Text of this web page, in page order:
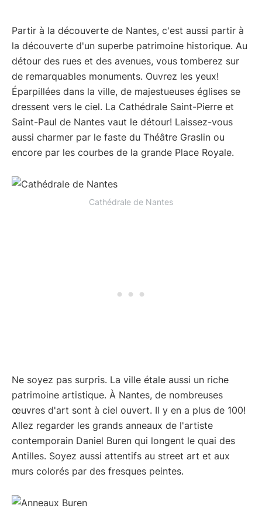
Partir à la découverte de Nantes, c'est aussi partir à
la découverte d'un superbe patrimoine historique. Au
détour des rues et des avenues, vous tomberez sur
de remarquables monuments. Ouvrez les yeux!
Éparpillées dans la ville, de majestueuses églises se
dressent vers le ciel. La Cathédrale Saint-Pierre et
Saint-Paul de Nantes vaut le détour! Laissez-vous
aussi charmer par le faste du Théâtre Graslin ou
encore par les courbes de la grande Place Royale.
Cathédrale de Nantes
Ne soyez pas surpris. La ville étale aussi un riche
patrimoine artistique. À Nantes, de nombreuses
œuvres d'art sont à ciel ouvert. Il y en a plus de 100!
Allez regarder les grands anneaux de l'artiste
contemporain Daniel Buren qui longent le quai des
Antilles. Soyez aussi attentifs au street art et aux
murs colorés par des fresques peintes.